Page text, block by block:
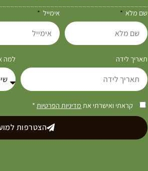
שם מלא אימייל
תאריך לידה למה
קראתי ואישרתי את מדיניות הפרטיות *
הצטרפות